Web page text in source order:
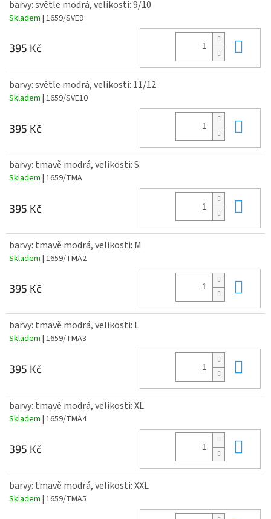
barvy: světle modrá, velikosti: 9/10
Skladem | 1659/SVE9
395 Kč
barvy: světle modrá, velikosti: 11/12
Skladem | 1659/SVE10
395 Kč
barvy: tmavě modrá, velikosti: S
Skladem | 1659/TMA
395 Kč
barvy: tmavě modrá, velikosti: M
Skladem | 1659/TMA2
395 Kč
barvy: tmavě modrá, velikosti: L
Skladem | 1659/TMA3
395 Kč
barvy: tmavě modrá, velikosti: XL
Skladem | 1659/TMA4
395 Kč
barvy: tmavě modrá, velikosti: XXL
Skladem | 1659/TMA5